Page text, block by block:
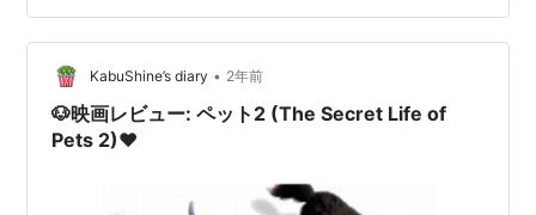
に倒れたことをきっかけに動き出します。女王を救う唯
一の治療法、**「エデンの樹の果実」**を求めて、ドリ
トル先生は動物の仲…
KabuShine’s diary • 2年前
🐶映画レビュー: ペット2 (The Secret Life of
Pets 2)❤️